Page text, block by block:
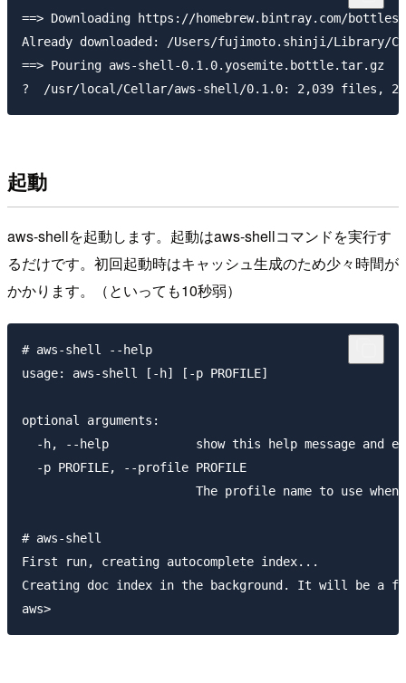
==> Downloading https://homebrew.bintray.com/
Already downloaded: /Users/fujimoto.shinji/Library/
==> Pouring aws-shell-0.1.0.yosemite.bottle.tar.gz
起動
aws-shellを起動します。起動はaws-shellコマンドを実行す
るだけです。初回起動時はキャッシュ生成のため少々時間が
かかります。（といっても10秒弱）
# aws-shell --help
usage: aws-shell [-h] [-p PROFILE]
optional arguments:
-h, --help            show this help message and
  -p PROFILE, --profile PROFILE
The profile name to use when
# aws-shell
First run, creating autocomplete index...
Creating doc index in the background. It will be a